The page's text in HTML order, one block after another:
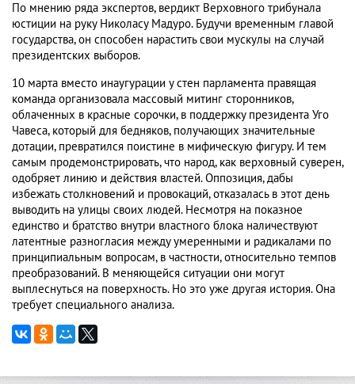
По мнению ряда экспертов, вердикт Верховного трибунала
юстиции на руку Николасу Мадуро. Будучи временным главой
государства, он способен нарастить свои мускулы на случай
президентских выборов.
10 марта вместо инаугурации у стен парламента правящая
команда организовала массовый митинг сторонников,
облаченных в красные сорочки, в поддержку президента Уго
Чавеса, который для бедняков, получающих значительные
дотации, превратился поистине в мифическую фигуру. И тем
самым продемонстрировать, что народ, как верховный суверен,
одобряет линию и действия властей. Оппозиция, дабы
избежать столкновений и провокаций, отказалась в этот день
выводить на улицы своих людей. Несмотря на показное
единство и братство внутри властного блока наличествуют
латентные разногласия между умеренными и радикалами по
принципиальным вопросам, в частности, относительно темпов
преобразований. В меняющейся ситуации они могут
выплеснуться на поверхность. Но это уже другая история. Она
требует специального анализа.